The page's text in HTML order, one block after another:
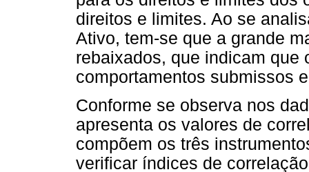
direitos e limites. Ao se
Ativo, tem-se que a grande
rebaixados, que indicam que
comportamentos submissos
Conforme se observa nos
apresenta os valores de
compõem os três
verificar índices de